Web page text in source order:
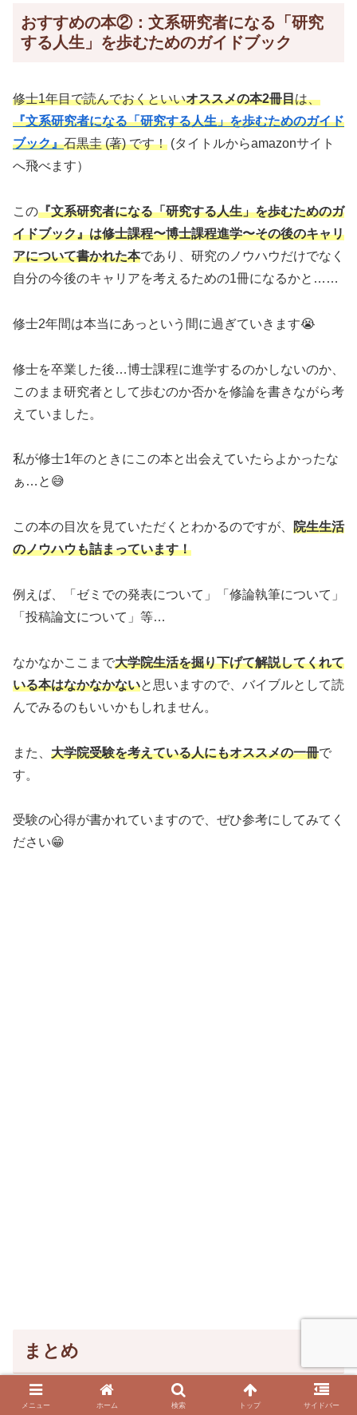
おすすめの本②：文系研究者になる「研究
する人生」を歩むためのガイドブック
修士1年目で読んでおくといいオススメの本2冊目は、
『文系研究者になる「研究する人生」を歩むためのガイド
ブック』石黒圭 (著) です！ (タイトルからamazonサイト
へ飛べます）
この『文系研究者になる「研究する人生」を歩むためのガ
イドブック』は修士課程〜博士課程進学〜その後のキャリ
アについて書かれた本であり、研究のノウハウだけでなく
自分の今後のキャリアを考えるための1冊になるかと……
修士2年間は本当にあっという間に過ぎていきます😭
修士を卒業した後…博士課程に進学するのかしないのか、
このまま研究者として歩むのか否かを修論を書きながら考
えていました。
私が修士1年のときにこの本と出会えていたらよかったな
ぁ…と😅
この本の目次を見ていただくとわかるのですが、 院生生活
のノウハウも詰まっています！
例えば、「ゼミでの発表について」「修論執筆について」
「投稿論文について」等…
なかなかここまで大学院生活を掘り下げて解説してくれて
いる本はなかなかないと思いますので、バイブルとして読
んでみるのもいいかもしれません。
また、 大学院受験を考えている人にもオススメの一冊で
す。
受験の心得が書かれていますので、ぜひ参考にしてみてく
ださい😁
まとめ
メニュー ホーム 検索 トップ サイドバー